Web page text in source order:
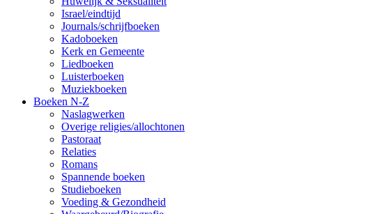
Israel/eindtijd
Journals/schrijfboeken
Kadoboeken
Kerk en Gemeente
Liedboeken
Luisterboeken
Muziekboeken
Boeken N-Z
Naslagwerken
Overige religies/allochtonen
Pastoraat
Relaties
Romans
Spannende boeken
Studieboeken
Voeding & Gezondheid